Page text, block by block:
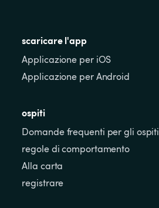
scaricare l'app
Applicazione per iOS
Applicazione per Android
ospiti
Domande frequenti per gli ospiti
regole di comportamento
Alla carta
registrare